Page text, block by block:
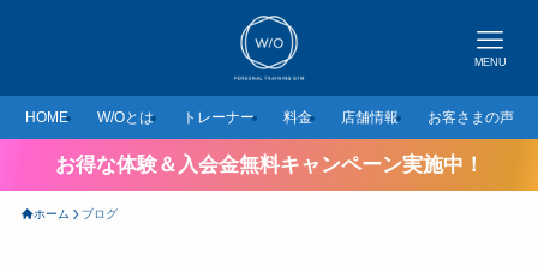
MENU
HOME W/Oとは トレーナー 料金 店舗情報 お客さまの声
お得な体験＆入会金無料キャンペーン実施中！
ホーム ブログ